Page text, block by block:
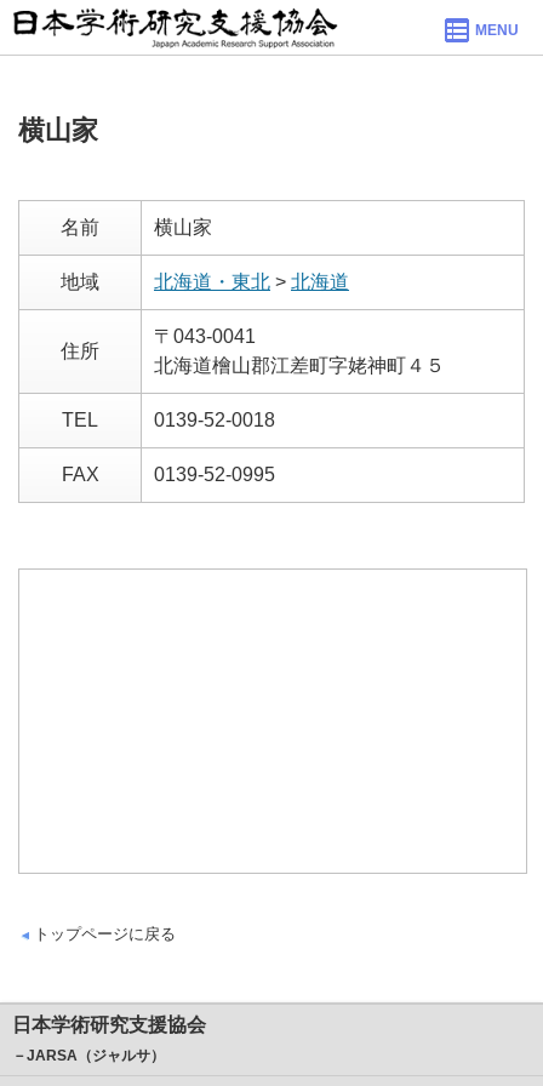
MENU
横山家
名前 横山家
地域 北海道・東北 > 北海道
住所
〒043-0041
北海道檜山郡江差町字姥神町４５
TEL 0139-52-0018
FAX 0139-52-0995
トップページに戻る
日本学術研究支援協会
－JARSA（ジャルサ）